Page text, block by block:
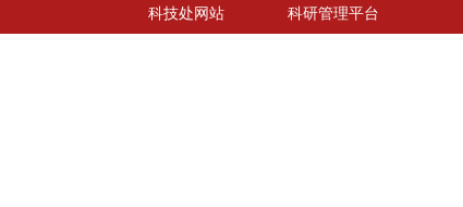
科技处网站 科研管理平台